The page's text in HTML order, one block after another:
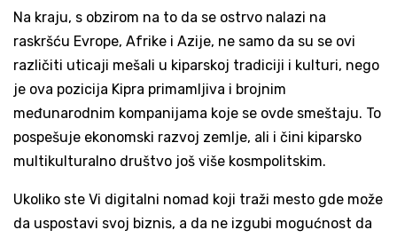
Na kraju, s obzirom na to da se ostrvo nalazi na
raskršću Evrope, Afrike i Azije, ne samo da su se ovi
različiti uticaji mešali u kiparskoj tradiciji i kulturi, nego
je ova pozicija Kipra primamljiva i brojnim
međunarodnim kompanijama koje se ovde smeštaju. To
pospešuje ekonomski razvoj zemlje, ali i čini kiparsko
multikulturalno društvo još više kosmpolitskim.
Ukoliko ste Vi digitalni nomad koji traži mesto gde može
da uspostavi svoj biznis, a da ne izgubi mogućnost da